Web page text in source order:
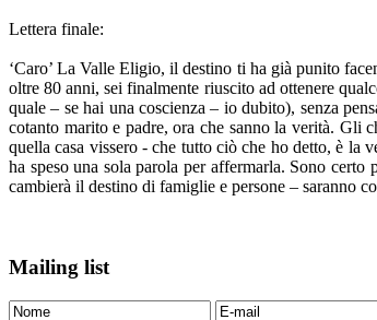
Lettera finale:
‘Caro’ La Valle Eligio, il destino ti ha già punito
oltre 80 anni, sei finalmente riuscito ad ottenere
quale – se hai una coscienza – io dubito), senza
cotanto marito e padre, ora che sanno la verità. Gli
quella casa vissero - che tutto ciò che ho detto, è la
ha speso una sola parola per affermarla. Sono
cambierà il destino di famiglie e persone – saranno
Mailing list